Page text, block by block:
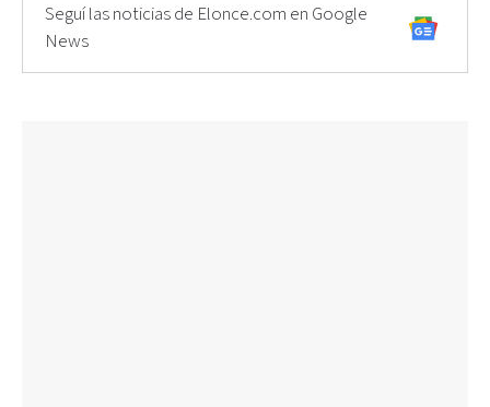
Seguí las noticias de Elonce.com en Google
News